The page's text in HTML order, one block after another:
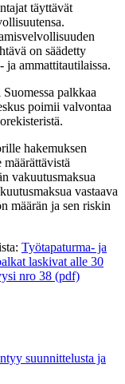
täyttävät
on säädetty
ja ammattitautilaissa.
palkkaa
poimii valvontaa
hakemuksen
vakuutusmaksua
vastaava
määrän ja sen riskin
Työtapaturma- ja
laskivat alle 30
nro 38 (pdf)
suunnittelusta ja